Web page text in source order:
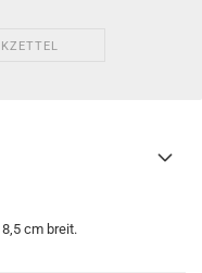
cm breit.